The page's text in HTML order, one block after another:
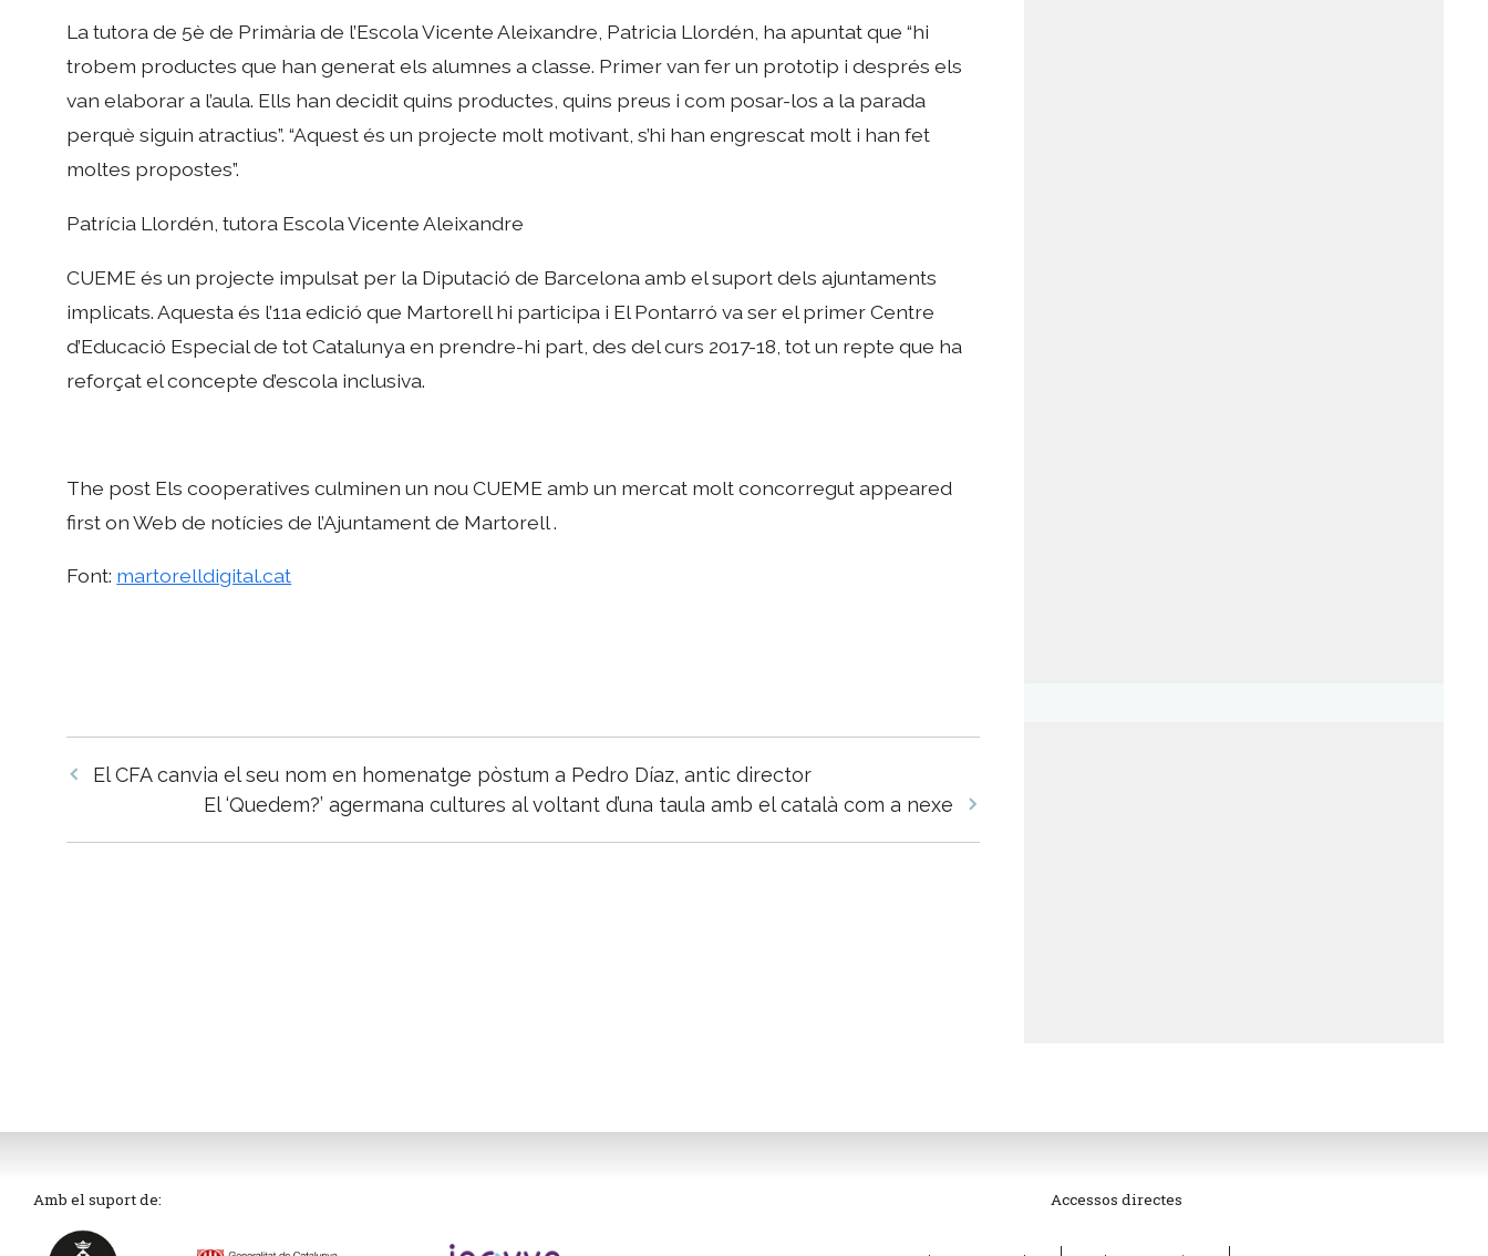
La tutora de 5è de Primària de l’Escola Vicente Aleixandre, Patricia Llordén, ha apuntat que “hi
trobem productes que han generat els alumnes a classe. Primer van fer un prototip i després els
van elaborar a l’aula. Ells han decidit quins productes, quins preus i com posar-los a la parada
perquè siguin atractius”. “Aquest és un projecte molt motivant, s’hi han engrescat molt i han fet
moltes propostes”.
Patrícia Llordén, tutora Escola Vicente Aleixandre
CUEME és un projecte impulsat per la Diputació de Barcelona amb el suport dels ajuntaments
implicats. Aquesta és l’11a edició que Martorell hi participa i El Pontarró va ser el primer Centre
d’Educació Especial de tot Catalunya en prendre-hi part, des del curs 2017-18, tot un repte que ha
reforçat el concepte d’escola inclusiva.
The post Els cooperatives culminen un nou CUEME amb un mercat molt concorregut appeared
first on Web de notícies de l’Ajuntament de Martorell .
Font: martorelldigital.cat
Navegació
El CFA canvia el seu nom en homenatge pòstum a Pedro Díaz, antic director
El ‘Quedem?’ agermana cultures al voltant d’una taula amb el català com a nexe
Amb el suport de: Accessos directes